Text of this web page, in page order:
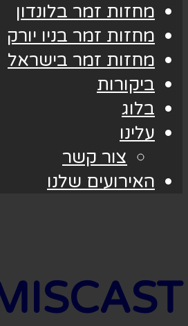
מחזות זמר בלונדון
מחזות זמר בניו יורק
מחזות זמר בישראל
ביקורות
בלוג
עלינו
צור קשר
האירועים שלנו